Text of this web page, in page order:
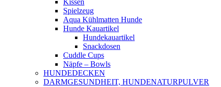
Kissen
Spielzeug
Aqua Kühlmatten Hunde
Hunde Kauartikel
Hundekauartikel
Snackdosen
Cuddle Cups
Näpfe – Bowls
HUNDEDECKEN
DARMGESUNDHEIT, HUNDENATURPULVER